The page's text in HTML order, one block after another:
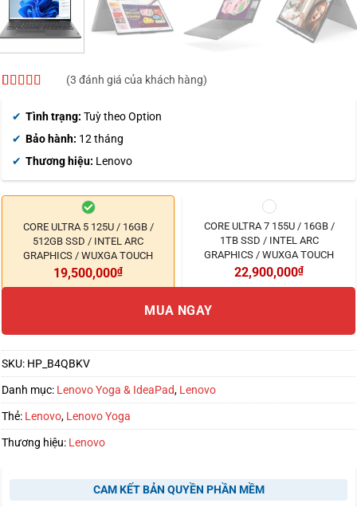
trên đánh
(3 đánh giá của khách hàng)
Tình trạng: Tuỳ theo Option
Bảo hành: 12 tháng
Thương hiệu: Lenovo
CORE ULTRA 5 125U / 16GB /
512GB SSD / INTEL ARC
GRAPHICS / WUXGA TOUCH
19,500,000₫
CORE ULTRA 7 155U / 16GB /
1TB SSD / INTEL ARC
GRAPHICS / WUXGA TOUCH
22,900,000₫
MUA NGAY
SKU: HP_B4QBKV
Danh mục: Lenovo Yoga & IdeaPad, Lenovo
Thẻ: Lenovo, Lenovo Yoga
Thương hiệu: Lenovo
CAM KẾT BẢN QUYỀN PHẦN MỀM